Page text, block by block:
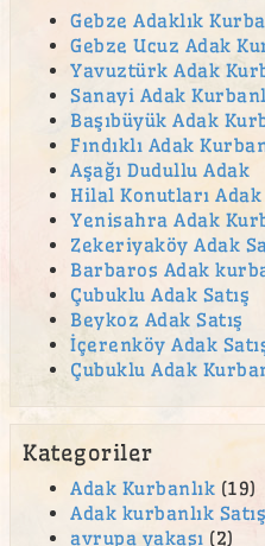
canlı hayvan
Çekmeköy
Çekmeköy adak
Çekmeköy
çengelköy
Çengelköy
cevizli adak
Cumhuriyet
Emek Mahallesi
en ucuz
en ucuz
Esenkent Adak
Esentepe Adak
Eyüp Sultan Mahallesi
Gebze Adaklık
Gebze Ucuz Adak
Yavuztürk Adak
Sanayi Adak
Başıbüyük Adak
Fındıklı Adak
Aşağı Dudullu Adak
Hilal Konutları
Yenisahra Adak
Zekeriyaköy Adak
Barbaros Adak
Çubuklu Adak Satış
Beykoz Adak Satış
İçerenköy Adak
Çubuklu Adak
Kategoriler
Adak Kurbanlık (19)
Adak kurbanlık Satış
avrupa yakası (2)